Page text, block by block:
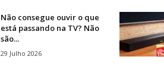
Não consegue ouvir o que
está passando na TV? Não
são...
29 Julho 2026